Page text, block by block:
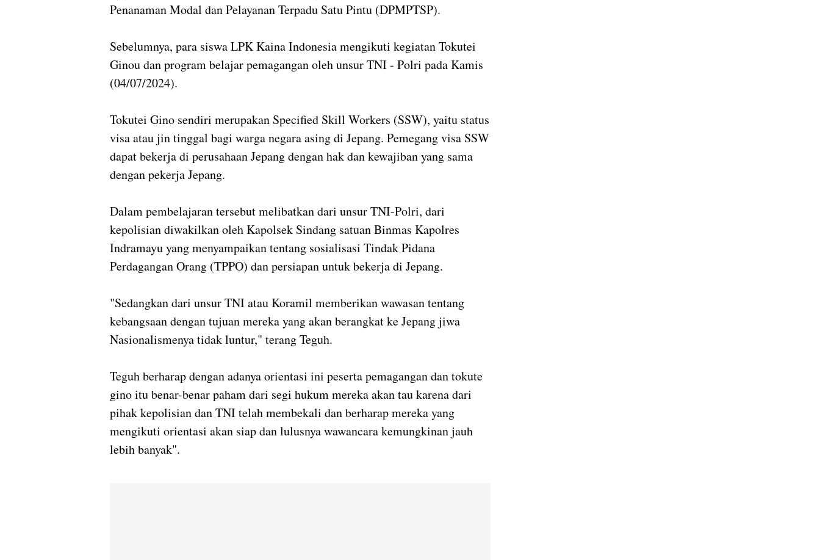
Penanaman Modal dan Pelayanan Terpadu Satu Pintu (DPMPTSP).
Sebelumnya, para siswa LPK Kaina Indonesia mengikuti kegiatan Tokutei
Ginou dan program belajar pemagangan oleh unsur TNI - Polri pada Kamis
(04/07/2024).
Tokutei Gino sendiri merupakan Specified Skill Workers (SSW), yaitu status
visa atau jin tinggal bagi warga negara asing di Jepang. Pemegang visa SSW
dapat bekerja di perusahaan Jepang dengan hak dan kewajiban yang sama
dengan pekerja Jepang.
Dalam pembelajaran tersebut melibatkan dari unsur TNI-Polri, dari
kepolisian diwakilkan oleh Kapolsek Sindang satuan Binmas Kapolres
Indramayu yang menyampaikan tentang sosialisasi Tindak Pidana
Perdagangan Orang (TPPO) dan persiapan untuk bekerja di Jepang.
"Sedangkan dari unsur TNI atau Koramil memberikan wawasan tentang
kebangsaan dengan tujuan mereka yang akan berangkat ke Jepang jiwa
Nasionalismenya tidak luntur," terang Teguh.
Teguh berharap dengan adanya orientasi ini peserta pemagangan dan tokute
gino itu benar-benar paham dari segi hukum mereka akan tau karena dari
pihak kepolisian dan TNI telah membekali dan berharap mereka yang
mengikuti orientasi akan siap dan lulusnya wawancara kemungkinan jauh
lebih banyak".